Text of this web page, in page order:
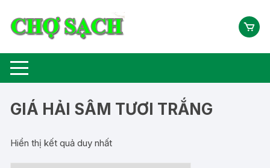
GIÁ HẢI SÂM TƯƠI TRẮNG
Hiển thị kết quả duy nhất